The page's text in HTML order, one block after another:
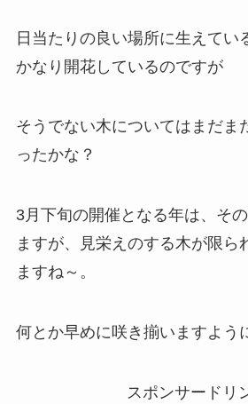
日当たりの良い場所に生えてい
かなり開花しているのですが
そうでない木についてはまだま
ったかな？
3月下旬の開催となる年は、そ
ますが、見栄えのする木が限ら
ますね～。
何とか早めに咲き揃いますよう
スポンサードリ